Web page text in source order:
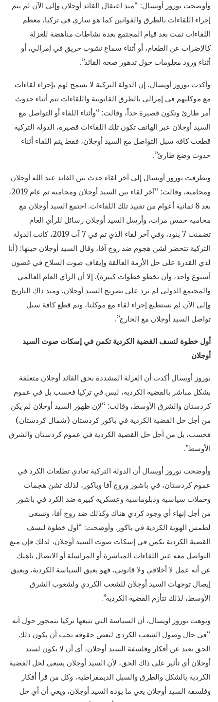
وأوضحت نوروز أويسال: “منذ اعتقال القائد أوجلان وإلى الآن لم يتم
إجراء اللقاءات بالطرق والقوانين كما هو ساري في تركيا، معظم
اللقاءات تمت بعد قيام المجتمع بعدة نشاطات مناهضة للعزلة
كالإضراب عن الطعام، أو أثناء سماع نشوب حريق في إمرالي، أو
أثناء ورود معلومات حول تدهور صحة القائد”.
وأكدت نوروز أويسال، إن الدولة التركية لا تسمح لهم بإجراء لقاءات
مع موكليهم في إمرالي بالطرق القانونية واللقاءات تتم أثناء حدوث
أمر طارئ وتكون قصيرة جداً، وقالت: “وأثناء اللقاء أو التواصل مع
السيد أوجلان عبر الهاتف تكون تلك اللقاءات قصيرة، الدولة التركية
قطعت كافة سبل التواصل مع السيد أوجلان، فقط يتم اللقاء أثناء
حدوث وضع طارئ”.
وتطرقت نوروز أويسال إلى آخر لقاء حدث بين القائد عبد الله أوجلان
ومحاميه، وقالت: “آخر لقاء بين السيد أوجلان ومحاميه تم عام 2019،
بعد 8 ثمانية أعوام من تقييد تلك اللقاءات. اجتمع السيد أوجلان مع
محاميه خمس مرات، وأرسل السيد أوجلان رسائل للرأي العام
تضمنت 7 بنود، وفي آخر لقاء الذي تم في 7 آب 2019، كانت الدولة
التركية تتحضر لشن هجوم ضد روج آفا، وقال السيد أوجلان حينها: (أنا
لدي القدرة على حل الأزمة العالقة وإيقاف صوت السلاح في غضون
أسبوع واحد، وأن نخطو خطوات كبيرة). إلا أن الرأي العام العالمي
والمجتمع الدولي لم يرد على تصريح السيد أوجلان، ومنذ ذاك التاريخ
وإلى الآن لم نستطيع إجراء لقاء مع موكلنا، وتم قطع كافة سبل
تواصل السيد أوجلان مع الخارج”.
أول خطوة لنسف القضية الكردية تكمن في إسكات صوت السيد
أوجلان
نوروز أويسال أكدت أن العزلة المشددة بحق القائد أوجلان متعلقة
بشكل مباشر بالقضية الكردية، ليس في تركيا فحسب بل في عموم
كردستان والشرق الأوسط، وقالت: “لإن ظهور السيد أوجلان لم يكن
من أجل حل القضية الكردية في باكور كردستان (شمال كردستان)
فحسب، بل من أجل حل القضية الكردية في عموم كردستان والشرق
الأوسط”.
وأوضحت نوروز أويسال أن الدولة التركية تعادي تطلعات الكرد في
عموم كردستان، في باشور وروج آفا وباكور، لذلك تشن هجمات
وحملات سياسية ودبلوماسية وعسكرية كبيرة ضد الكرد في باشور
من أجل إنهاء أي وجود كردي هناك وكذلك ضد روج آفا، وتسعى
لطمس الهوية الكردية في باكور. وأوضحت: “أول خطوة لنسف
القضية الكردية تكمن في إسكات صوت السيد أوجلان، لذلك فإن منع
التواصل معه عبر اللقاءات المباشرة أو المراسلة أو الاتصال ناهيك
عن أنه عمل لا أخلاقي ولا قانوني، فهو يعيق السياسة الكردية، ويعيق
إيصال توجهات السيد أوجلان للشعب الكردي ولشعوب الشرق
الأوسط، لذلك تتأزم القضية الكردية”.
ونوهت نوروز أويسال، أن السياسة التي تتبعها تركيا تتمحور حول أنه
“في حال وصول الشعب الكردي لبعض حقوقه يجب أن يكون ذلك
الحق بعيد عن أفكار وفلسفة السيد أوجلان، أي أن لا يكون لسيد
أوجلان أي تأثير على ذاك الحق، لأن السيد أوجلان يسعى لحل القضية
الكردية بالشكل والطرق والسبل الديمقراطية، وكل من قرأ أفكار
وفلسفة السيد أوجلان يعي ما يوده السيد أوجلان، ويعي أن أي حل